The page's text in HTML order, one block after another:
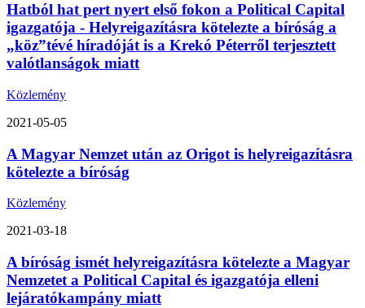
Hatból hat pert nyert első fokon a Political Capital
igazgatója - Helyreigazításra kötelezte a bíróság a
„köz”tévé híradóját is a Krekó Péterről terjesztett
valótlanságok miatt
Közlemény
2021-05-05
A Magyar Nemzet után az Origot is helyreigazításra
kötelezte a bíróság
Közlemény
2021-03-18
A bíróság ismét helyreigazításra kötelezte a Magyar
Nemzetet a Political Capital és igazgatója elleni
lejáratókampány miatt